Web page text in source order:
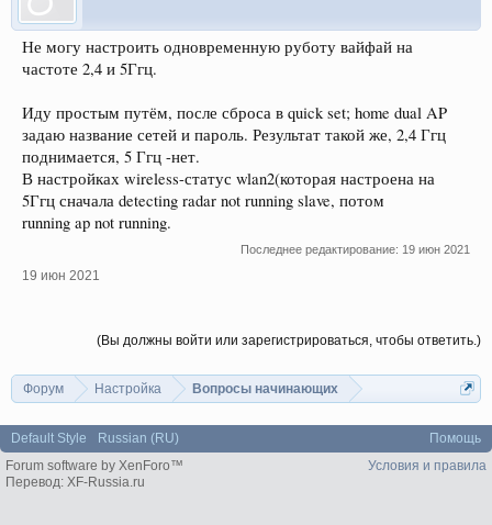
Не могу настроить одновременную руботу вайфай на
частоте 2,4 и 5Ггц.
Иду простым путём, после сброса в quick set; home dual AP
задаю название сетей и пароль. Результат такой же, 2,4 Ггц
поднимается, 5 Ггц -нет.
В настройках wireless-статус wlan2(которая настроена на
5Ггц сначала detecting radar not running slave, потом
running ap not running.
Последнее редактирование: 19 июн 2021
19 июн 2021
(Вы должны войти или зарегистрироваться, чтобы ответить.)
Форум Настройка Вопросы начинающих
Default Style Russian (RU)
Помощь
Условия и правила
Forum software by XenForo™
Перевод: XF-Russia.ru